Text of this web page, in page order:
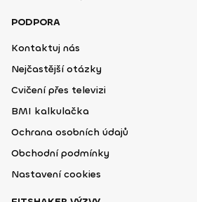
PODPORA
Kontaktuj nás
Nejčastější otázky
Cvičení přes televizi
BMI kalkulačka
Ochrana osobních údajů
Obchodní podmínky
Nastavení cookies